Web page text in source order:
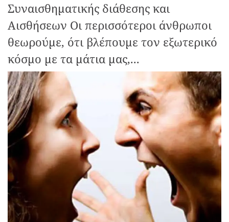
Συναισθηματικής διάθεσης και
Αισθήσεων Οι περισσότεροι άνθρωποι
θεωρούμε, ότι βλέπουμε τον εξωτερικό
κόσμο με τα μάτια μας,...